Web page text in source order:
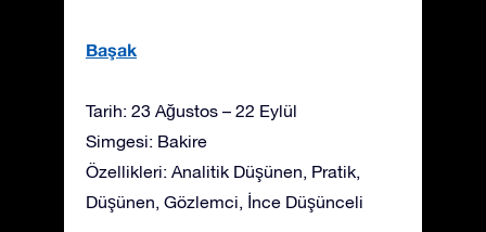
Başak
Tarih: 23 Ağustos – 22 Eylül
Simgesi: Bakire
Özellikleri: Analitik Düşünen, Pratik,
Düşünen, Gözlemci, İnce Düşünceli